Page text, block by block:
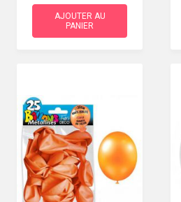
AJOUTER AU
PANIER